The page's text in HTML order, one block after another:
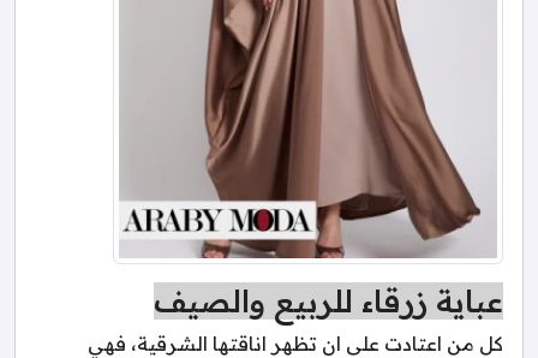
عباية زرقاء للربيع والصيف
كل من اعتادت على ان تظهر اناقتها الشرقية، فهي